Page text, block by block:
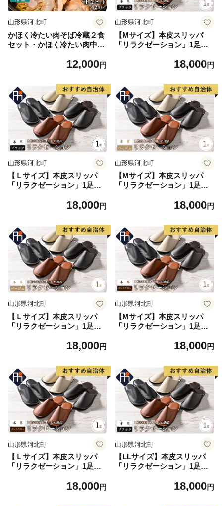
山形県河北町
かほく冷たい肉そば冷蔵２食
セット・かほく冷たい肉中華
12,000円
山形県河北町
【Mサイズ】本皮スリッパ
「リラクゼーション」1足
18,000円
山形県河北町
【Ｌサイズ】本皮スリッパ
「リラクゼーション」1足
18,000円
山形県河北町
【Mサイズ】本皮スリッパ
「リラクゼーション」1足
18,000円
山形県河北町
【Ｌサイズ】本皮スリッパ
「リラクゼーション」1足
18,000円
山形県河北町
【Mサイズ】本皮スリッパ
「リラクゼーション」1足
18,000円
山形県河北町
【Ｌサイズ】本皮スリッパ
「リラクゼーション」1足
18,000円
山形県河北町
【LLサイズ】本皮スリッパ
「リラクゼーション」1足
18,000円